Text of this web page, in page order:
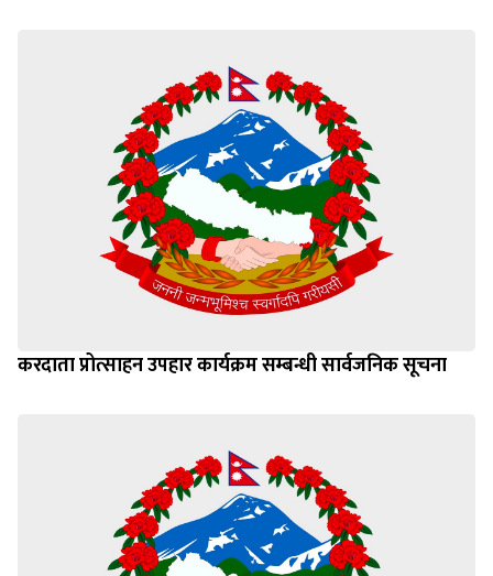
करदाता प्रोत्साहन उपहार कार्यक्रम सम्बन्धी सार्वजनिक सूचना